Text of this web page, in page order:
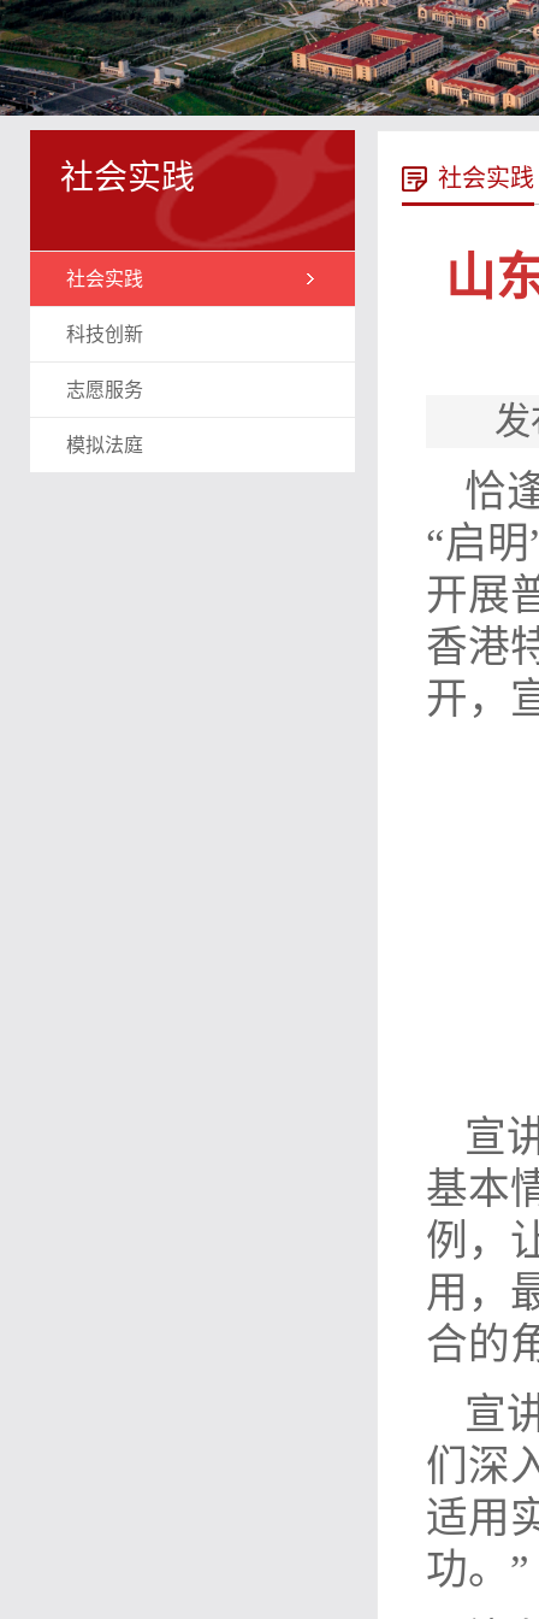
社会实践
社会实践
科技创新
志愿服务
模拟法庭
社会实践
山
恰
“启
开展
香港
开，
宣
基本
例，
用，
合的
宣
们深
适用
功。”